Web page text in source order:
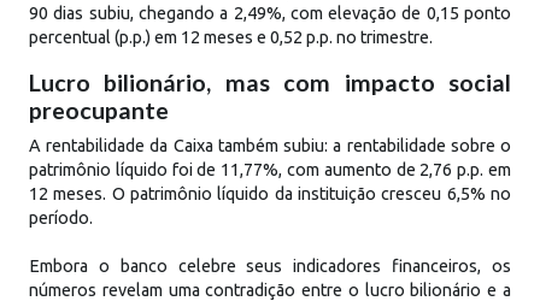
90 dias subiu, chegando a 2,49%, com elevação de 0,15 ponto
percentual (p.p.) em 12 meses e 0,52 p.p. no trimestre.
Lucro bilionário, mas com impacto social
preocupante
A rentabilidade da Caixa também subiu: a rentabilidade sobre o
patrimônio líquido foi de 11,77%, com aumento de 2,76 p.p. em
12 meses. O patrimônio líquido da instituição cresceu 6,5% no
período.
Embora o banco celebre seus indicadores financeiros, os
números revelam uma contradição entre o lucro bilionário e a